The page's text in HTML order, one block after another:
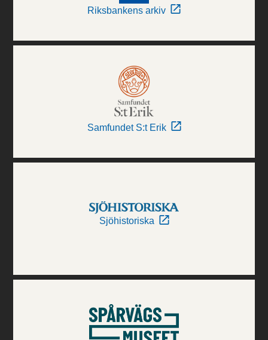
Riksbankens arkiv
Samfundet S:t Erik
Sjöhistoriska